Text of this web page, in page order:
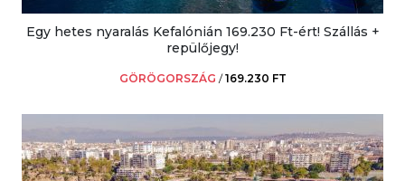
Egy hetes nyaralás Kefalónián 169.230 Ft-ért! Szállás +
repülőjegy!
GÖRÖGORSZÁG /169.230 FT